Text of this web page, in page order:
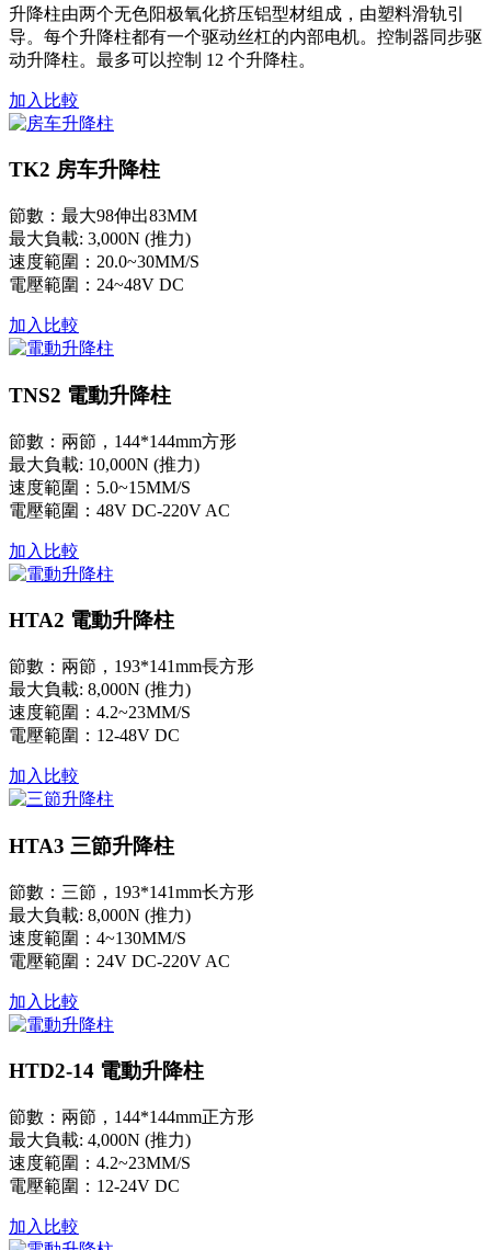
升降柱由两个无色阳极氧化挤压铝型材组成，由塑料滑轨引
导。每个升降柱都有一个驱动丝杠的内部电机。控制器同步驱
动升降柱。最多可以控制 12 个升降柱。
加入比較
TK2 房车升降柱
節數：最大98伸出83MM
最大負載: 3,000N (推力)
速度範圍：20.0~30MM/S
電壓範圍：24~48V DC
加入比較
TNS2 電動升降柱
節數：兩節，144*144mm方形
最大負載: 10,000N (推力)
速度範圍：5.0~15MM/S
電壓範圍：48V DC-220V AC
加入比較
HTA2 電動升降柱
節數：兩節，193*141mm長方形
最大負載: 8,000N (推力)
速度範圍：4.2~23MM/S
電壓範圍：12-48V DC
加入比較
HTA3 三節升降柱
節數：三節，193*141mm长方形
最大負載: 8,000N (推力)
速度範圍：4~130MM/S
電壓範圍：24V DC-220V AC
加入比較
HTD2-14 電動升降柱
節數：兩節，144*144mm正方形
最大負載: 4,000N (推力)
速度範圍：4.2~23MM/S
電壓範圍：12-24V DC
加入比較